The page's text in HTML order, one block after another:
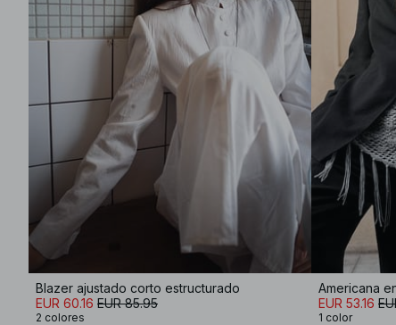
Blazer ajustado corto estructurado
EUR 60.16 EUR 85.95
2 colores
Americana
EUR 53.16
1 color